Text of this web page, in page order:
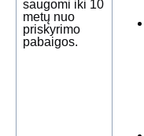
saugomi iki 10
metų nuo
priskyrimo
pabaigos.